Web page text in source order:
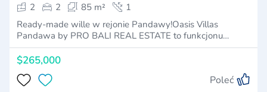
2
2 85 m²
1
Ready-made wille w rejonie Pandawy!Oasis Villas
Pandawa by PRO BALI REAL ESTATE to funkcjonu…
$265,000
Poleć